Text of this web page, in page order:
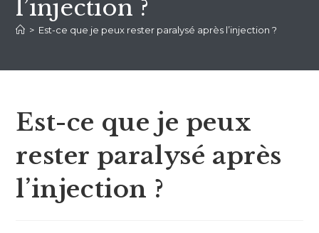
l’injection ?
> Est-ce que je peux rester paralysé après l’injection ?
Est-ce que je peux
rester paralysé après
l’injection ?